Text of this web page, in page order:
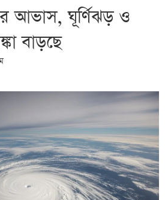
আভাস, ঘূর্ণিঝড় ও
বাড়ছে